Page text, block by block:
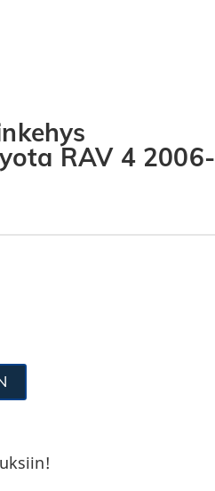
RAV 4 2006-